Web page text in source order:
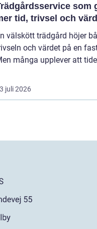
som
tid, trivsel och
välskött trädgård höjer
och värdet på en
många upplever att
juli 2026